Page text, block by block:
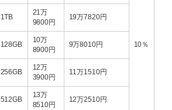
10％
1TB
21万
9800円
19万7820円
128GB
10万
8900円
9万8010円
256GB
12万
3900円
11万1510円
512GB
13万
8510円
12万2510円